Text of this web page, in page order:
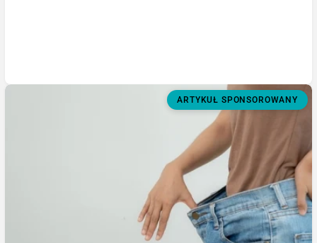
ARTYKUŁ SPONSOROWANY